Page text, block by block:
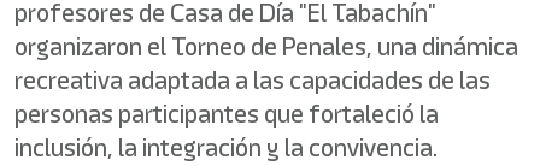
profesores de Casa de Día "El Tabachín"
organizaron el Torneo de Penales, una dinámica
recreativa adaptada a las capacidades de las
personas participantes que fortaleció la
inclusión, la integración y la convivencia.